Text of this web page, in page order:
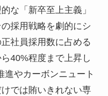
な「新卒至上主義」
採用戦略を劇的にシ
社員採用数に占める
40%程度まで上昇し
進やカーボンニュート
では賄いきれない専